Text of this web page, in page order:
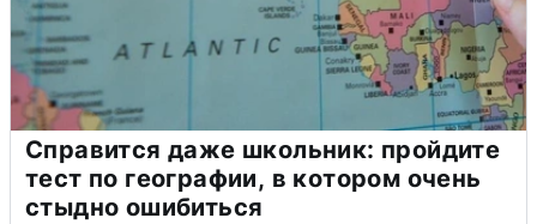
Справится даже школьник: пройдите
тест по географии, в котором очень
стыдно ошибиться